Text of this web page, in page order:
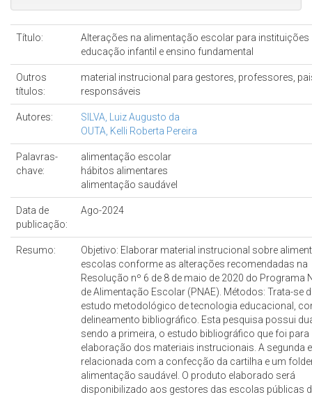
Título:
Alterações na alimentação escolar para instituições
educação infantil e ensino fundamental
Outros
títulos:
material instrucional para gestores, professores,
responsáveis
Autores:
SILVA, Luiz Augusto da
OUTA, Kelli Roberta Pereira
Palavras-
chave:
alimentação escolar
hábitos alimentares
alimentação saudável
Data de
publicação:
Ago-2024
Resumo:
Objetivo: Elaborar material instrucional sobre
escolas conforme as alterações recomendadas na
Resolução nº 6 de 8 de maio de 2020 do Programa
de Alimentação Escolar (PNAE). Métodos: Trata-se
estudo metodológico de tecnologia educacional,
delineamento bibliográfico. Esta pesquisa possui
sendo a primeira, o estudo bibliográfico que foi para
elaboração dos materiais instrucionais. A segunda
relacionada com a confecção da cartilha e um
alimentação saudável. O produto elaborado será
disponibilizado aos gestores das escolas públicas